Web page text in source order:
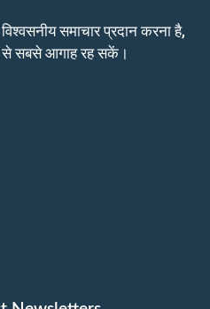
समाचार प्रदान करना है,
से सबसे आगाह रह सकें।